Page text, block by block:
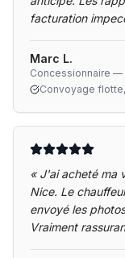
facturation
Marc L.
Concessionnaire —
Convoyage
« J'ai acheté ma
Nice. Le
envoyé les
Vraiment